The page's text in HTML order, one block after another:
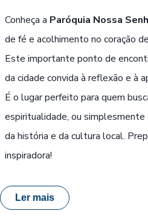
Conheça a Paróquia Nossa
de fé e acolhimento no coração
Este importante ponto de
da cidade convida à reflexão e à
É o lugar perfeito para quem
espiritualidade, ou simplesmente
da história e da cultura local.
inspiradora!
Ler mais